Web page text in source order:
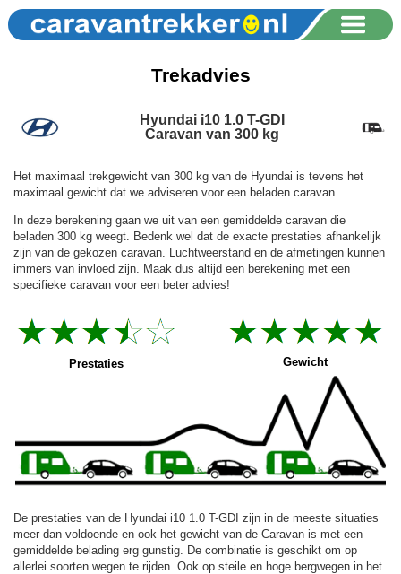
Trekadvies
Hyundai i10 1.0 T-GDI
Caravan van 300 kg
Het maximaal trekgewicht van 300 kg van de Hyundai is tevens het
maximaal gewicht dat we adviseren voor een beladen caravan.
In deze berekening gaan we uit van een gemiddelde caravan die
beladen 300 kg weegt. Bedenk wel dat de exacte prestaties afhankelijk
zijn van de gekozen caravan. Luchtweerstand en de afmetingen kunnen
immers van invloed zijn. Maak dus altijd een berekening met een
specifieke caravan voor een beter advies!
Prestaties Gewicht
De prestaties van de Hyundai i10 1.0 T-GDI zijn in de meeste situaties
meer dan voldoende en ook het gewicht van de Caravan is met een
gemiddelde belading erg gunstig. De combinatie is geschikt om op
allerlei soorten wegen te rijden. Ook op steile en hoge bergwegen in het